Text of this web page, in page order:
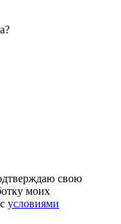
свою
моих
условиями